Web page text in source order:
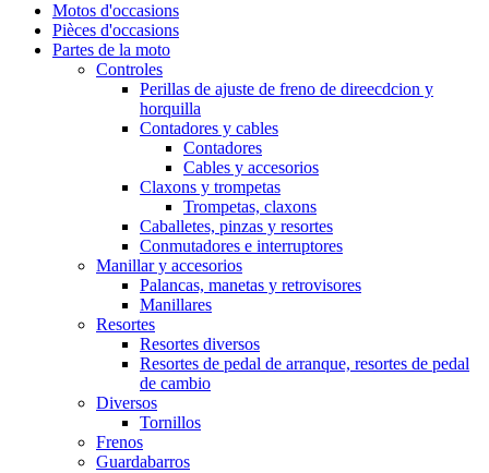
Motos d'occasions
Pièces d'occasions
Partes de la moto
Controles
Perillas de ajuste de freno de direecdcion y
horquilla
Contadores y cables
Contadores
Cables y accesorios
Claxons y trompetas
Trompetas, claxons
Caballetes, pinzas y resortes
Conmutadores e interruptores
Manillar y accesorios
Palancas, manetas y retrovisores
Manillares
Resortes
Resortes diversos
Resortes de pedal de arranque, resortes de pedal
de cambio
Diversos
Tornillos
Frenos
Guardabarros